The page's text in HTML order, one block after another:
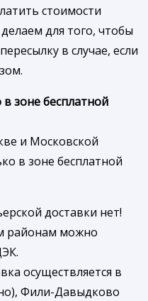
стоимости
для того, чтобы
в случае, если
в зоне бесплатной
и Московской
в зоне бесплатной
доставки нет!
районам можно
осуществляется в
Фили-Давыдково